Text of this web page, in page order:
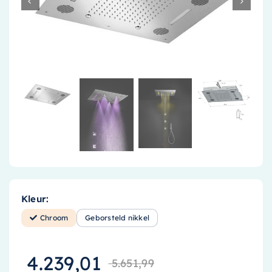
Accessoires
Installatiemateriaal
Tegels
Kleur:
Chroom Geborsteld nikkel
5.651,99
4.239,01